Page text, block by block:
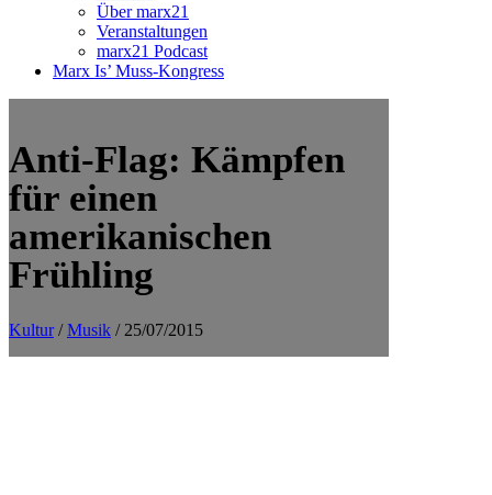
Über marx21
Veranstaltungen
marx21 Podcast
Marx Is’ Muss-Kongress
Anti-Flag: Kämpfen
für einen
amerikanischen
Frühling
Kultur/Musik / 25/07/2015